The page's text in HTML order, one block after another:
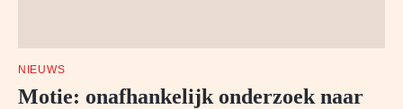
NIEUWS
Motie: onafhankelijk onderzoek naar